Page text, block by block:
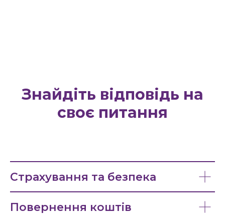
Знайдіть відповідь на
своє питання
Страхування та безпека
Повернення коштів